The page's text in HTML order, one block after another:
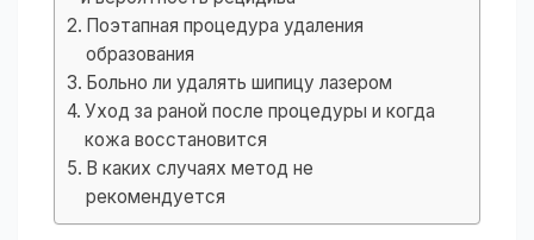
Поэтапная процедура удаления
образования
Больно ли удалять шипицу лазером
Уход за раной после процедуры и когда
кожа восстановится
В каких случаях метод не
рекомендуется